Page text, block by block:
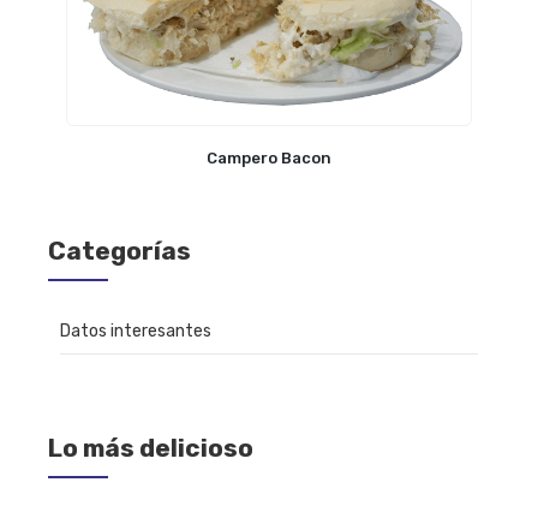
Campero Bacon
Categorías
Datos interesantes
Lo más delicioso